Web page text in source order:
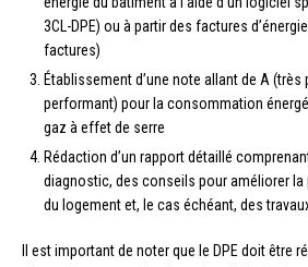
3CL-DPE) ou à partir des factures
factures)
Établissement d’une note allant de A (très
performant) pour la consommation
gaz à effet de serre
Rédaction d’un rapport détaillé
diagnostic, des conseils pour améliorer
du logement et, le cas échéant, des
Il est important de noter que le DPE doit être